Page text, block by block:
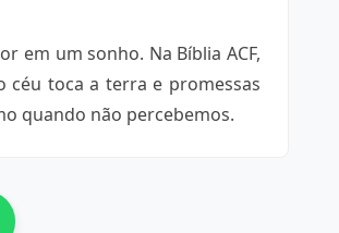
em um sonho. Na Bíblia ACF,
céu toca a terra e promessas
quando não percebemos.